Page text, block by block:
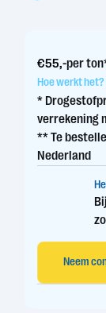
€55,-per
Hoe werkt het?
*
verrekening
** Te
Nederland
Neem